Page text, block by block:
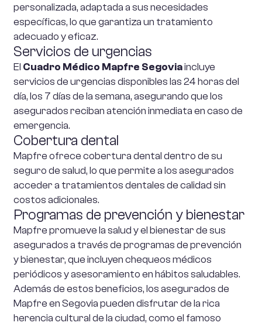
personalizada, adaptada a sus necesidades
específicas, lo que garantiza un tratamiento
adecuado y eficaz.
Servicios de urgencias
El Cuadro Médico Mapfre Segoviaincluye
servicios de urgencias disponibles las 24 horas del
día, los 7 días de la semana, asegurando que los
asegurados reciban atención inmediata en caso de
emergencia.
Cobertura dental
Mapfre ofrece cobertura dental dentro de su
seguro de salud, lo que permite a los asegurados
acceder a tratamientos dentales de calidad sin
costos adicionales.
Programas de prevención y bienestar
Mapfre promueve la salud y el bienestar de sus
asegurados a través de programas de prevención
y bienestar, que incluyen chequeos médicos
periódicos y asesoramiento en hábitos saludables.
Además de estos beneficios, los asegurados de
Mapfre en Segovia pueden disfrutar de la rica
herencia cultural de la ciudad, como el famoso